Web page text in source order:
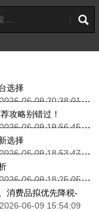
选择
2026-06-09 20:38:01
攻略别错过！
2026-06-09 19:56:45
选择
2026-06-09 18:53:47
2026-06-09 18:25:05
消费品拟优先降税-
2026-06-09 15:54:09